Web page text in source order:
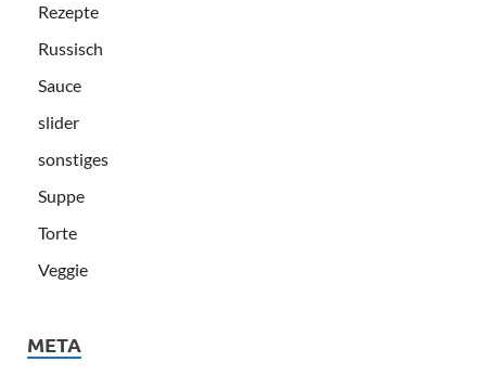
Rezepte
Russisch
Sauce
slider
sonstiges
Suppe
Torte
Veggie
META